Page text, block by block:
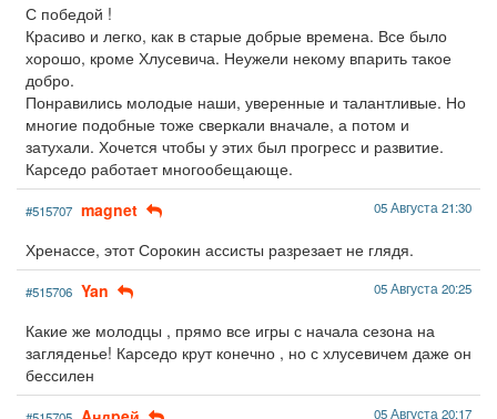
С победой !
Красиво и легко, как в старые добрые времена. Все было
хорошо, кроме Хлусевича. Неужели некому впарить такое
добро.
Понравились молодые наши, уверенные и талантливые. Но
многие подобные тоже сверкали вначале, а потом и
затухали. Хочется чтобы у этих был прогресс и развитие.
Карседо работает многообещающе.
#515707 magnet 05 Августа 21:30
Хренассе, этот Сорокин ассисты разрезает не глядя.
#515706 Yan 05 Августа 20:25
Какие же молодцы , прямо все игры с начала сезона на
загляденье! Карседо крут конечно , но с хлусевичем даже он
бессилен
05 Августа 20:17